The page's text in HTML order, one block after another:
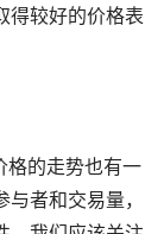
得较好的价格表
格的走势也有一
者和交易量，